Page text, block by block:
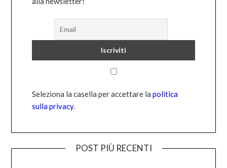
Seleziona la casella per accettare la politica
sulla privacy.
POST PIÙ RECENTI